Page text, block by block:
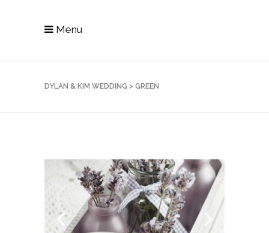
Menu
DYLAN & KIM WEDDING > GREEN